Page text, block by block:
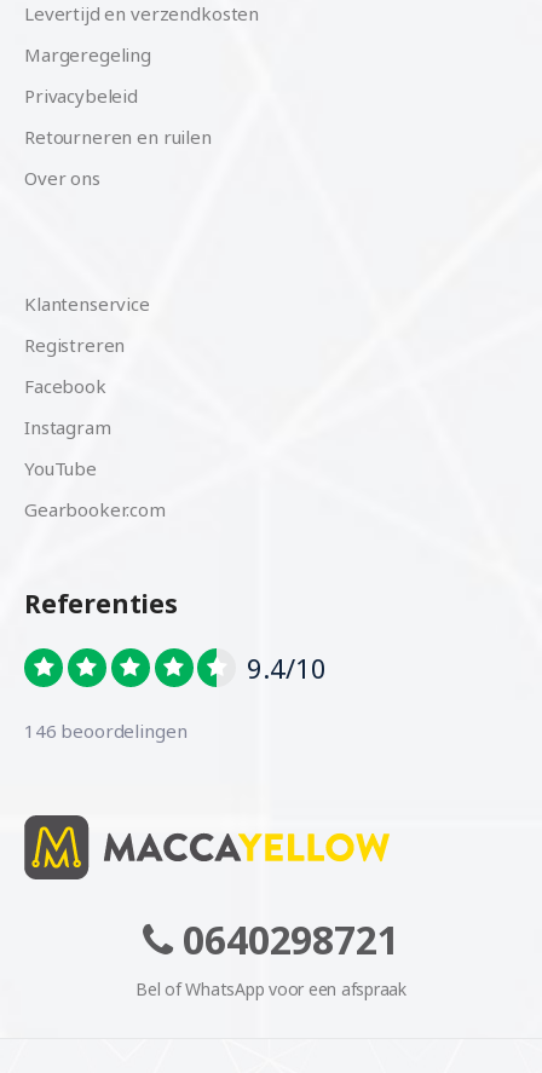
Levertijd en verzendkosten
Margeregeling
Privacybeleid
Retourneren en ruilen
Over ons
Klantenservice
Registreren
Facebook
Instagram
YouTube
Gearbooker.com
Referenties
9.4/10
146 beoordelingen
0640298721
Bel of WhatsApp voor een afspraak